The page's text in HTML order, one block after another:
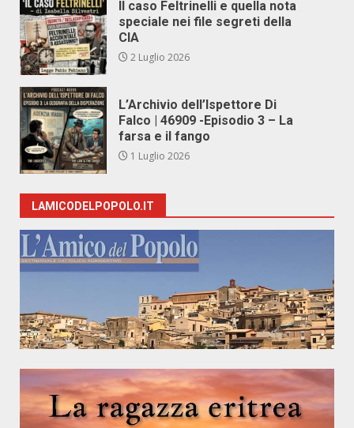
Il caso Feltrinelli e quella nota
speciale nei file segreti della
CIA
2 Luglio 2026
L’Archivio dell’Ispettore Di
Falco | 46909 -Episodio 3 – La
farsa e il fango
1 Luglio 2026
LAMICODELPOPOLO.IT